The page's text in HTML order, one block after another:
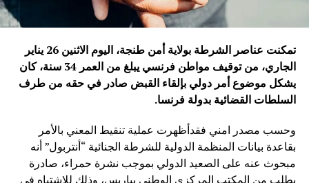
تمكنت عناصر الشرطة بولاية أمن طنجة، اليوم الاثنين 26 يناير
الجاري، من توقيف مواطن فرنسي يبلغ من العمر 34 سنة، كان
يشكل موضوع أمر دولي بإلقاء القبض صادر في حقه من طرف
السلطات القضائية بدولة فرنسا.
وحسب مصدر امني فقدأظهرت عملية تنقيط المعني بالأمر
بقاعدة بيانات المنظمة الدولية للشرطة الجنائية “أنتربول” أنه
مبحوث عنه على الصعيد الدولي بموجب نشرة حمراء، صادرة
بطلب من المكتب المركزي الوطني بباريس، وذلك للاشتباه في